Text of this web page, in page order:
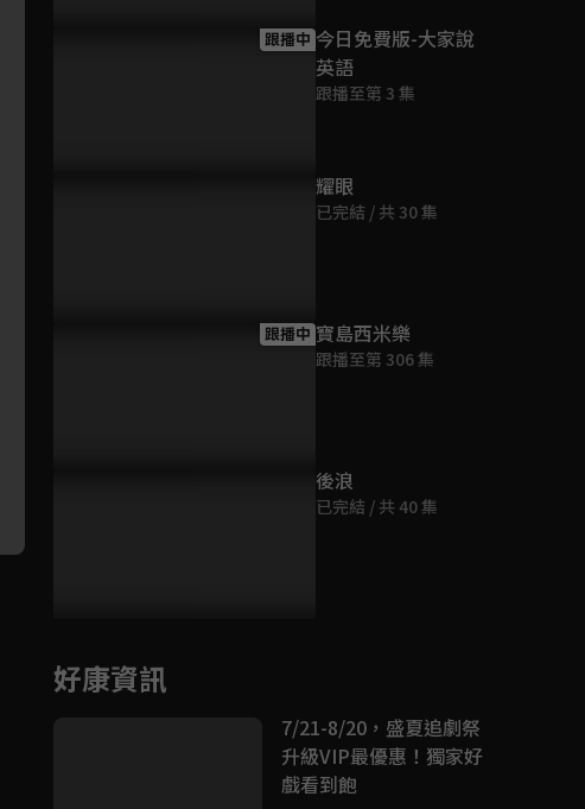
跟播中 今日免費版-大家說
英語
跟播至第 3 集
耀眼
已完結 / 共 30 集
跟播中 寶島西米樂
跟播至第 306 集
後浪
已完結 / 共 40 集
好康資訊
7/21-8/20，盛夏追劇祭
升級VIP最優惠！獨家好
戲看到飽